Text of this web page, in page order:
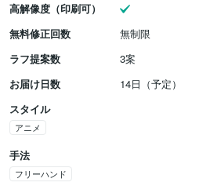
高解像度（印刷可）
無料修正回数
無制限
ラフ提案数
3案
お届け日数
14日（予定）
スタイル
アニメ
手法
フリーハンド